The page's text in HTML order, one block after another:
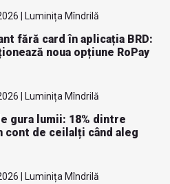
| Luminița Mîndrilă
fără card în aplicația BRD:
noua opțiune RoPay
| Luminița Mîndrilă
gura lumii: 18% dintre
cont de ceilalți când aleg
| Luminița Mîndrilă